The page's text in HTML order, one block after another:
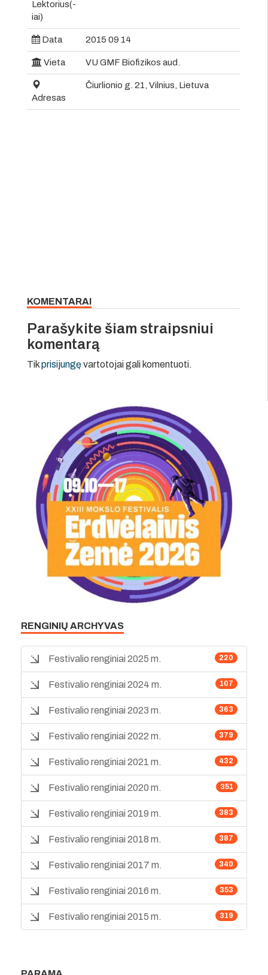
Lektorius(-
iai)
Data 2015 09 14
Vieta VU GMF Biofizikos aud.
Adresas
Čiurlionio g. 21, Vilnius, Lietuva
KOMENTARAI
Parašykite šiam straipsniui
komentarą
Tikprisijungęvartotojai gali komentuoti.
RENGINIŲ ARCHYVAS
220
Festivalio renginiai 2025 m.
107
Festivalio renginiai 2024 m.
363
Festivalio renginiai 2023 m.
379
Festivalio renginiai 2022 m.
432
Festivalio renginiai 2021 m.
351
Festivalio renginiai 2020 m.
383
Festivalio renginiai 2019 m.
387
Festivalio renginiai 2018 m.
340
Festivalio renginiai 2017 m.
353
Festivalio renginiai 2016 m.
319
Festivalio renginiai 2015 m.